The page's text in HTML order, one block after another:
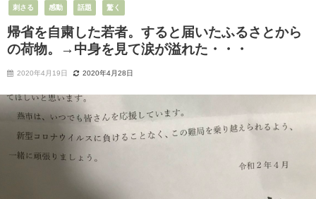
刺さる 感動 話題 驚く
帰省を自粛した若者。すると届いたふるさとから
の荷物。→中身を見て涙が溢れた・・・
2020年4月19日 2020年4月28日